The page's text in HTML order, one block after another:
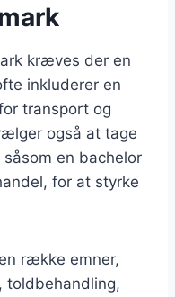
kræves der en
inkluderer en
transport og
også at tage
en bachelor
for at styrke
række emner,
toldbehandling,